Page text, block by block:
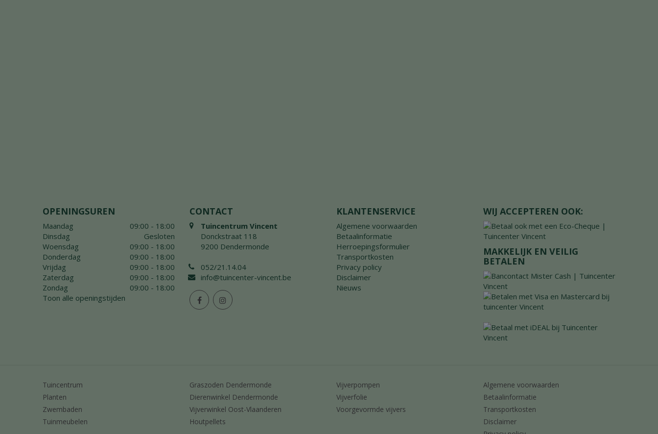
OPENINGSUREN
Maandag
09:00 - 18:00
Dinsdag
Gesloten
Woensdag
09:00 - 18:00
Donderdag
09:00 - 18:00
Vrijdag
09:00 - 18:00
Zaterdag
09:00 - 18:00
Zondag
09:00 - 18:00
Toon alle openingstijden
CONTACT
Tuincentrum Vincent
Donckstraat 118
9200 Dendermonde
052/21.14.04
info@tuincenter-vincent.be
KLANTENSERVICE
Algemene voorwaarden
Betaalinformatie
Herroepingsformulier
Transportkosten
Privacy policy
Disclaimer
Nieuws
WIJ ACCEPTEREN OOK:
MAKKELIJK EN VEILIG
BETALEN
Tuincentrum
Planten
Zwembaden
Tuinmeubelen
Graszoden Dendermonde
Dierenwinkel Dendermonde
Vijverwinkel Oost-Vlaanderen
Houtpellets
Vijverpompen
Vijverfolie
Voorgevormde vijvers
Algemene voorwaarden
Betaalinformatie
Transportkosten
Disclaimer